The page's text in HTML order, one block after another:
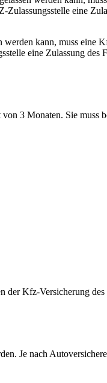
eine
kann, muss eine
eine Zulassung des
3 Monaten. Sie muss
Kfz-Versicherung
Je nach